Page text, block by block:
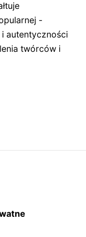
-
i autentyczności
twórców i